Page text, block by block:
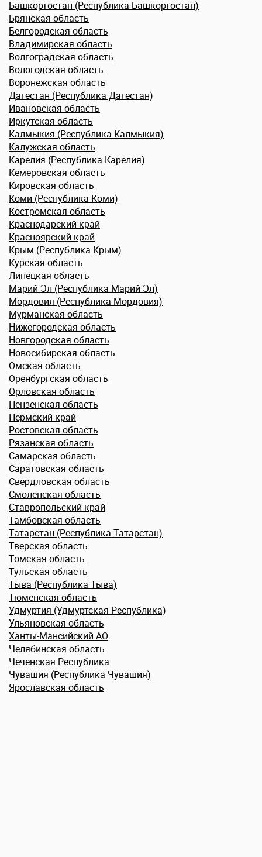
Башкортостан (Республика Башкортостан)
Брянская область
Белгородская область
Владимирская область
Волгоградская область
Вологодская область
Воронежская область
Дагестан (Республика Дагестан)
Ивановcкая область
Иркутская область
Калмыкия (Республика Калмыкия)
Калужская область
Карелия (Республика Карелия)
Кемеровская область
Кировская область
Коми (Республика Коми)
Костромская область
Краснодарский край
Красноярский край
Крым (Республика Крым)
Курская область
Липецкая область
Марий Эл (Республика Марий Эл)
Мордовия (Республика Мордовия)
Мурманская область
Нижегородская область
Новгородская область
Новосибирская область
Омская область
Оренбургская область
Орловская область
Пензенская область
Пермский край
Ростовская область
Рязанская область
Самарская область
Саратовская область
Свердловская область
Смоленская область
Ставропольский край
Тамбовская область
Татарстан (Республика Татарстан)
Тверская область
Томская область
Тульская область
Тыва (Республика Тыва)
Тюменская область
Удмуртия (Удмуртская Республика)
Ульяновская область
Ханты-Мансийский АО
Челябинская область
Чеченская Республика
Чувашия (Республика Чувашия)
Ярославская область